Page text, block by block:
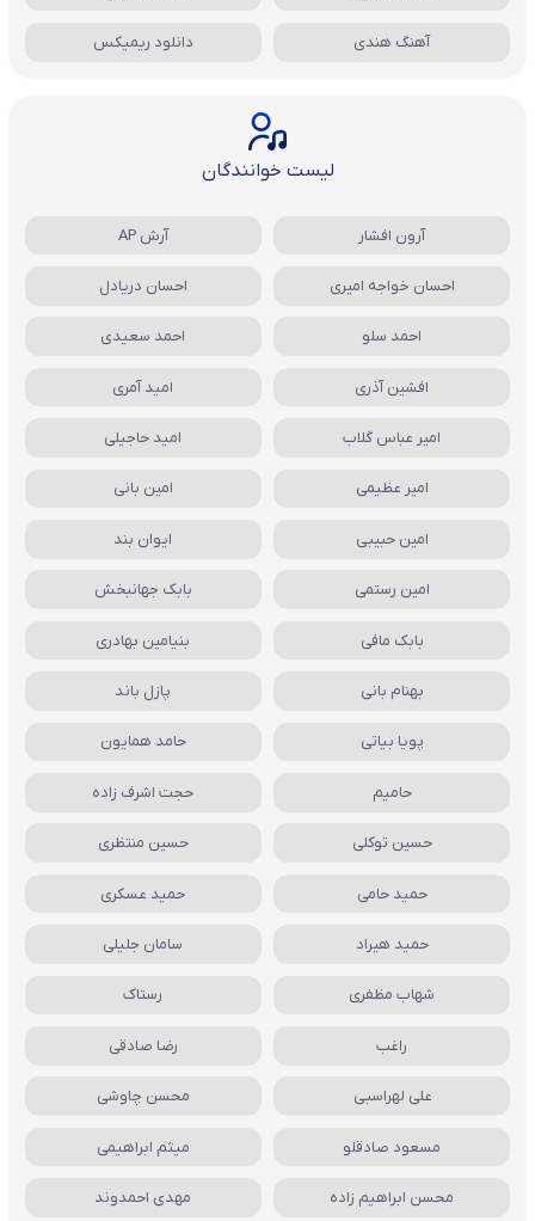
آهنگ هندی دانلود ریمیکس
لیست خوانندگان
آرون افشار آرش AP
احسان خواجه امیری احسان دریادل
احمد سلو احمد سعیدی
افشین آذری امید آمری
امیر عباس گلاب امید حاجیلی
امیر عظیمی امین بانی
امین حبیبی ایوان بند
امین رستمی بابک جهانبخش
بابک مافی بنیامین بهادری
بهنام بانی پازل باند
پویا بیاتی حامد همایون
حامیم حجت اشرف زاده
حسین توکلی حسین منتظری
حمید حامی حمید عسکری
حمید هیراد سامان جلیلی
شهاب مظفری رستاک
راغب رضا صادقی
علی لهراسبی محسن چاوشی
مسعود صادقلو میثم ابراهیمی
محسن ابراهیم زاده مهدی احمدوند